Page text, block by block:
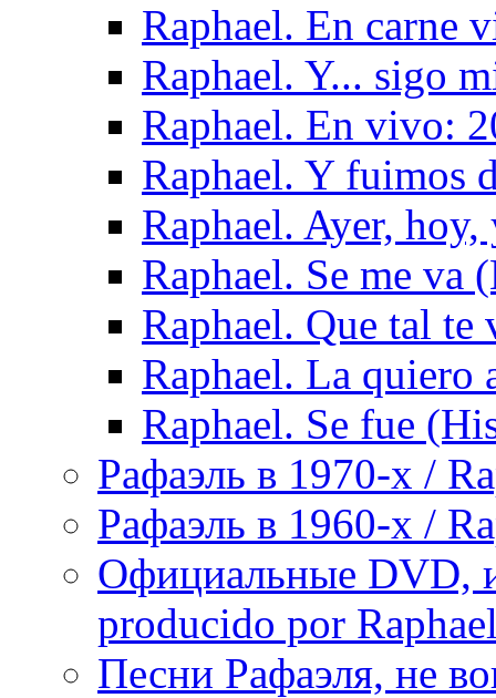
Raphael. En carne
Raphael. Y... sigo
Raphael. En vivo:
Raphael. Y fuimos
Raphael. Ayer,
Raphael. Se me va
Raphael. Que tal
Raphael. La
Raphael. Se fue
Рафаэль в 1970-х /
Рафаэль в 1960-х /
Официальные DVD,
producido por
Песни Рафаэля, не